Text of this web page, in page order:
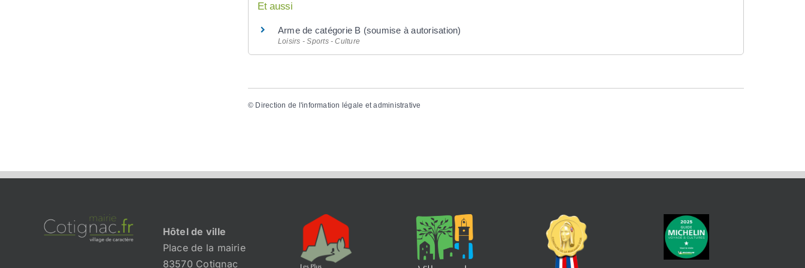
Et aussi
Arme de catégorie B (soumise à autorisation)
Loisirs - Sports - Culture
© Direction de l'information légale et administrative
Hôtel de ville
Place de la mairie
83570 Cotignac